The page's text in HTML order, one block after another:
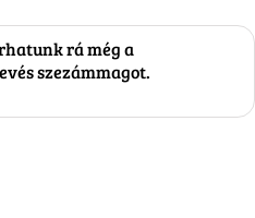
rá még a
szezámmagot.